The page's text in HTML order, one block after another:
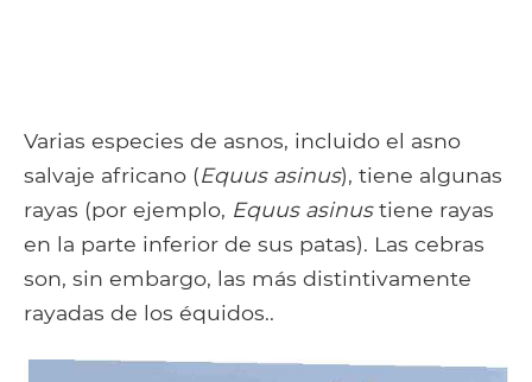
Varias especies de asnos, incluido el asno
salvaje africano (Equus asinus), tiene algunas
rayas (por ejemplo, Equus asinustiene rayas
en la parte inferior de sus patas). Las cebras
son, sin embargo, las más distintivamente
rayadas de los équidos..